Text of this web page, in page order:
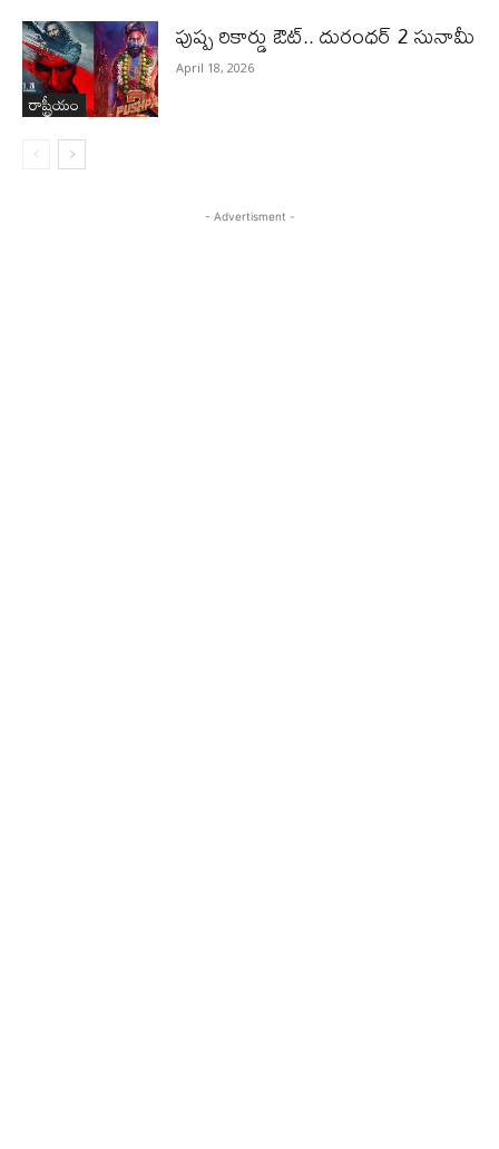
రాష్ట్రీయం
పుష్ప రికార్డు ఔట్‌.. దురంధ‌ర్ 2 సునామీ
April 18, 2026
- Advertisment -